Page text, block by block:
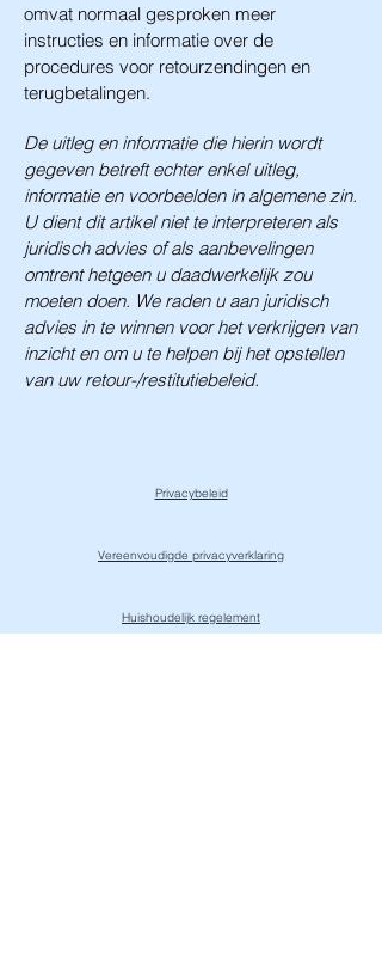
omvat normaal gesproken meer
instructies en informatie over de
procedures voor retourzendingen en
terugbetalingen.
De uitleg en informatie die hierin wordt
gegeven betreft echter enkel uitleg,
informatie en voorbeelden in algemene zin.
U dient dit artikel niet te interpreteren als
juridisch advies of als aanbevelingen
omtrent hetgeen u daadwerkelijk zou
moeten doen. We raden u aan juridisch
advies in te winnen voor het verkrijgen van
inzicht en om u te helpen bij het opstellen
van uw retour-/restitutiebeleid.
Privacybeleid
Vereenvoudigde privacyverklaring
Huishoudelijk regelement